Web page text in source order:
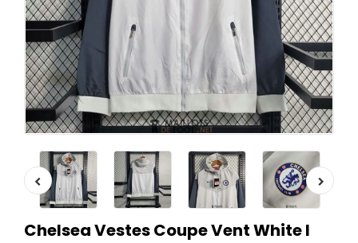
Chelsea Vestes Coupe Vent White I